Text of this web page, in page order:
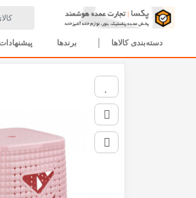
دسته‌بندی کالاها برندها
صفحه اصلی تمام محصولات چهارپایه